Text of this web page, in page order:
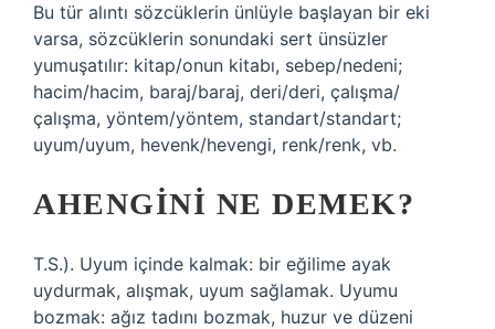
Bu tür alıntı sözcüklerin ünlüyle başlayan bir eki
varsa, sözcüklerin sonundaki sert ünsüzler
yumuşatılır: kitap/onun kitabı, sebep/nedeni;
hacim/hacim, baraj/baraj, deri/deri, çalışma/
çalışma, yöntem/yöntem, standart/standart;
uyum/uyum, hevenk/hevengi, renk/renk, vb.
AHENGINI NE DEMEK?
T.S.). Uyum içinde kalmak: bir eğilime ayak
uydurmak, alışmak, uyum sağlamak. Uyumu
bozmak: ağız tadını bozmak, huzur ve düzeni